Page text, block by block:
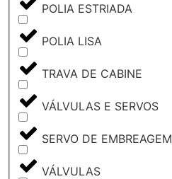
POLIA ESTRIADA
POLIA LISA
TRAVA DE CABINE
VÁLVULAS E SERVOS
SERVO DE EMBREAGEM
VÁLVULAS